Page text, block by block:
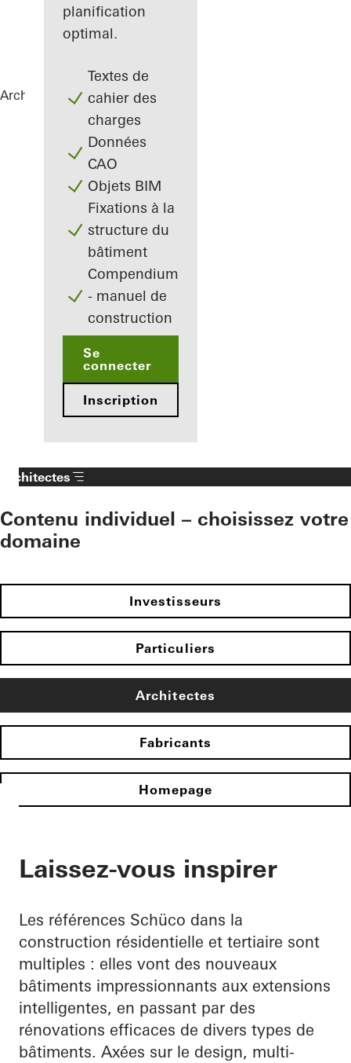
planification
optimal.
Textes de
cahier des
charges
Données
CAO
Objets BIM
Fixations à la
structure du
bâtiment
Compendium
- manuel de
construction
Se
connecter
Inscription
Architectes RéférencesHighlights
Architectes
Contenu individuel – choisissez votre
domaine
Investisseurs
Particuliers
Architectes
Fabricants
Homepage
Laissez-vous inspirer
Les références Schüco dans la
construction résidentielle et tertiaire sont
multiples : elles vont des nouveaux
bâtiments impressionnants aux extensions
intelligentes, en passant par des
rénovations efficaces de divers types de
bâtiments. Axées sur le design, multi-